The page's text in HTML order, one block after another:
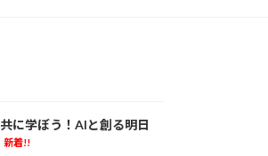
共に学ぼう！AIと創る明日
新着!!